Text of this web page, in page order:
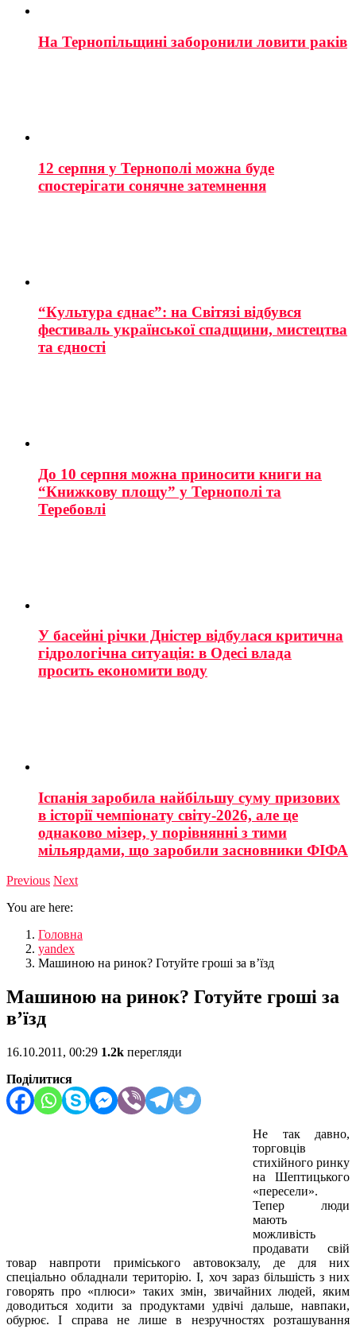
На Тернопільщині заборонили ловити раків
12 серпня у Тернополі можна буде
спостерігати сонячне затемнення
“Культура єднає”: на Світязі відбувся
фестиваль української спадщини, мистецтва
та єдності
До 10 серпня можна приносити книги на
“Книжкову площу” у Тернополі та
Теребовлі
У басейні річки Дністер відбулася критична
гідрологічна ситуація: в Одесі влада
просить економити воду
Іспанія заробила найбільшу суму призових
в історії чемпіонату світу-2026, але це
однаково мізер, у порівнянні з тими
мільярдами, що заробили засновники ФІФА
Previous Next
You are here:
Головна
yandex
Машиною на ринок? Готуйте гроші за в’їзд
Машиною на ринок? Готуйте гроші за
в’їзд
16.10.2011, 00:29 1.2k перегляди
Поділитися
Не так давно,
торговців
стихійного ринку
на Шептицького
«пересели».
Тепер люди
мають
можливість
продавати свій
товар навпроти приміського автовокзалу, де для них
спеціально обладнали територію. І, хоч зараз більшість з них
говорять про «плюси» таких змін, звичайних людей, яким
доводиться ходити за продуктами удвічі дальше, навпаки,
обурює. І справа не лише в незручностях розташування